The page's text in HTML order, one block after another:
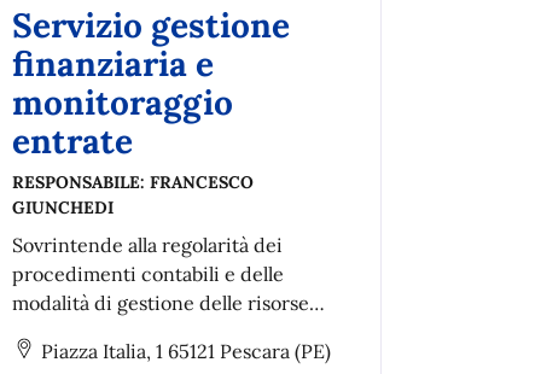
Servizio gestione
finanziaria e
monitoraggio
entrate
RESPONSABILE: FRANCESCO
GIUNCHEDI
Sovrintende alla regolarità dei
procedimenti contabili e delle
modalità di gestione delle risorse
economiche nel rispetto delle norme
di legge e del Regolamento di
Piazza Italia, 1 65121 Pescara (PE)